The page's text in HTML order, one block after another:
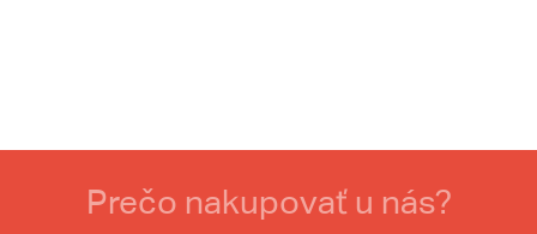
Prečo nakupovať u nás?